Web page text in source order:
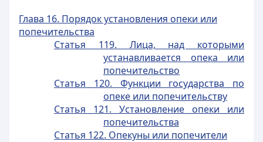
Глава 16. Порядок установления опеки или
попечительства
Статья 119. Лица, над которыми
устанавливается опека или
попечительство
Статья 120. Функции государства по
опеке или попечительству
Статья 121. Установление опеки или
попечительства
Статья 122. Опекуны или попечители